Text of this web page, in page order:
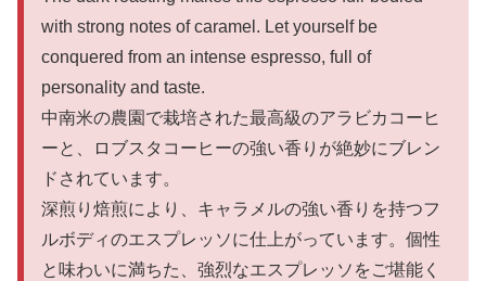
with strong notes of caramel. Let yourself be
conquered from an intense espresso, full of
personality and taste.
中南米の農園で栽培された最高級のアラビカコーヒ
ーと、ロブスタコーヒーの強い香りが絶妙にブレン
ドされています。
深煎り焙煎により、キャラメルの強い香りを持つフ
ルボディのエスプレッソに仕上がっています。個性
と味わいに満ちた、強烈なエスプレッソをご堪能く